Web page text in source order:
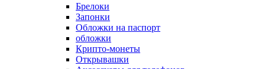
Брелоки
Запонки
Обложки на паспорт
обложки
Крипто-монеты
Открывашки